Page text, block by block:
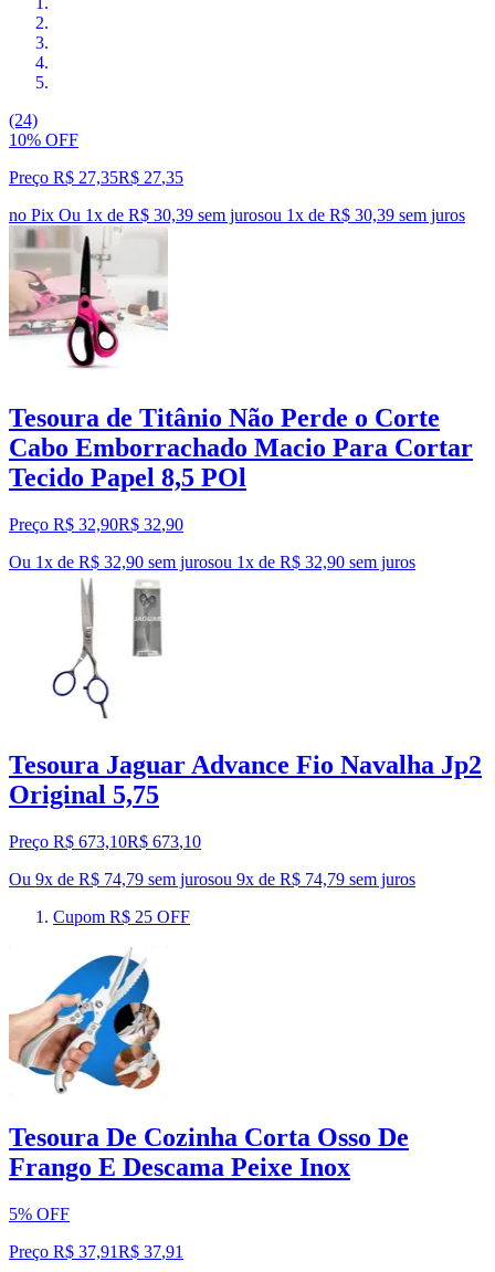
(24)
10% OFF
Preço R$ 27,35R$ 27,35
no Pix Ou 1x de R$ 30,39 sem jurosou 1x de R$ 30,39 sem juros
Tesoura de Titânio Não Perde o Corte
Cabo Emborrachado Macio Para Cortar
Tecido Papel 8,5 POl
Preço R$ 32,90R$ 32,90
Ou 1x de R$ 32,90 sem jurosou 1x de R$ 32,90 sem juros
Tesoura Jaguar Advance Fio Navalha Jp2
Original 5,75
Preço R$ 673,10R$ 673,10
Ou 9x de R$ 74,79 sem jurosou 9x de R$ 74,79 sem juros
Cupom R$ 25 OFF
Tesoura De Cozinha Corta Osso De
Frango E Descama Peixe Inox
5% OFF
Preço R$ 37,91R$ 37,91